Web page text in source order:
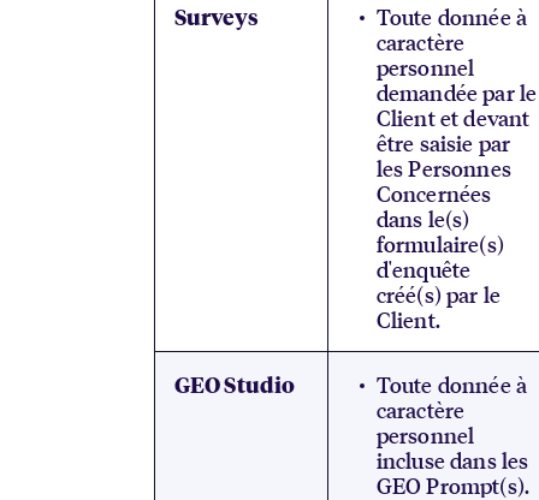
Surveys
Toute donnée à
caractère
personnel
demandée par le
Client et devant
être saisie par
les Personnes
Concernées
dans le(s)
formulaire(s)
d'enquête
créé(s) par le
Client.
GEO Studio
Toute donnée à
caractère
personnel
incluse dans les
GEO Prompt(s).